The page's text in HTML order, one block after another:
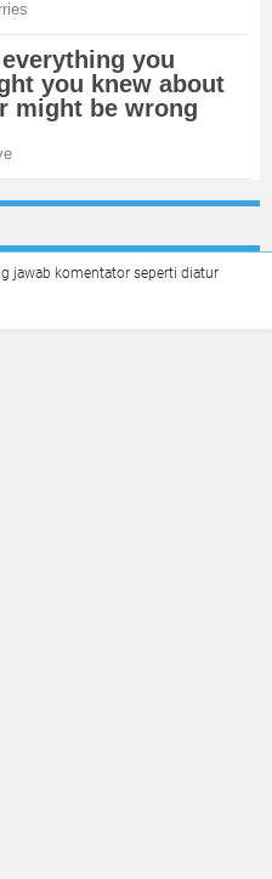
jawab komentator seperti diatur